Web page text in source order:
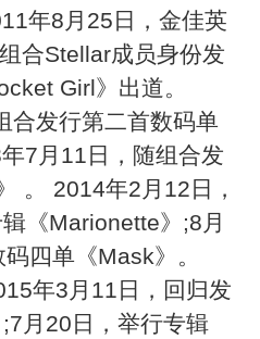
年8月25日，金佳英
合Stellar成员身份发
Girl》出道。
合发行第二首数码单
7月11日，随组合发
。 2014年2月12日，
《Marionette》;8月
四单《Mask》。
年3月11日，回归发
月20日，举行专辑